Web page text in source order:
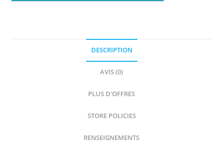
DESCRIPTION
AVIS (0)
PLUS D'OFFRES
STORE POLICIES
RENSEIGNEMENTS